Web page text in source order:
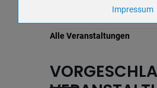
Alle Veranstaltungen
player-headers-
Impressum